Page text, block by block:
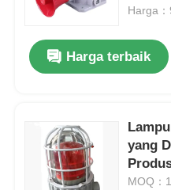
Lampu Alarm Tahan
kipas anti ledakan
Harga
Harga terbaik
yang
MOQ：1